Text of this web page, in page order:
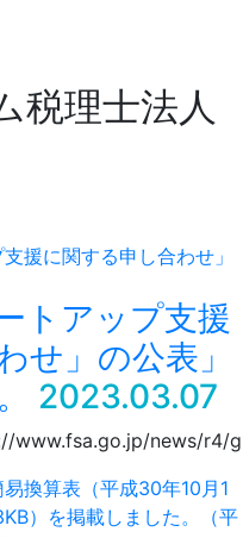
税理士法人
トアップ支援
せ」の公表」
2023.03.07
www.fsa.go.jp/news/r4/